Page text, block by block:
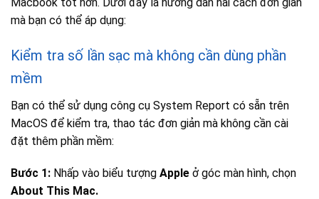
mà bạn có thể áp dụng:
Kiểm tra số lần sạc mà không cần dùng phần
mềm
Bạn có thể sử dụng công cụ System Report có sẵn trên
MacOS để kiểm tra, thao tác đơn giản mà không cần cài
đặt thêm phần mềm:
Bước 1: Nhấp vào biểu tượng Apple ở góc màn hình, chọn
About This Mac.